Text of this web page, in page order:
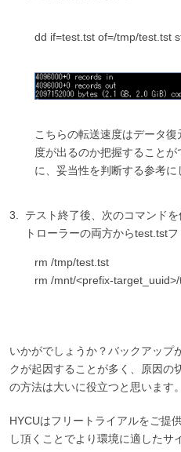
dd if=test.tst of=/tmp/test.tst
こちらの転送速度はデータ
度が出るのか把握すること
に、妥当性を判断する参考に
テスト終了後、次のコマンド
トローラーの両方からtest.tstフ
rm /tmp/test.tst
rm /mnt/<prefix-
いかがでしょうか？バックアップ
クが起因することが多く、原因の
の方法は大いに役立つと思います。
HYCUはフリートライアルをご提
し頂くことでより環境に適したサ